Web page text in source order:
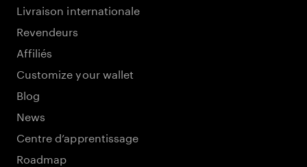
Livraison internationale
Revendeurs
Affiliés
Customize your wallet
Blog
News
Centre d’apprentissage
Roadmap